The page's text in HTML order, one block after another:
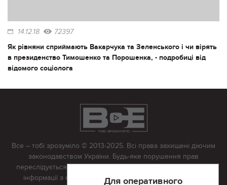
14.12.18 72397
Як рівняни сприймають Вакарчука та Зеленського і чи вірять
в президенство Тимошенко та Порошенка, - подробиці від
відомого соціолога
Для оперативного
Все – тобі зрозуміло © 2013-2025. Всі права захищені діючим
законодавством України. Будь-яке порушення прав
переслідується в судовому порядку. Будь-яке відтворення
інформації з сайту тільки з письмово дозволу редакції.